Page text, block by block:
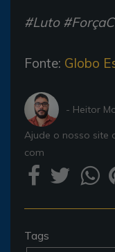
#Luto
Fonte: Globo
- Heitor
Ajude o nosso site
com
Tags